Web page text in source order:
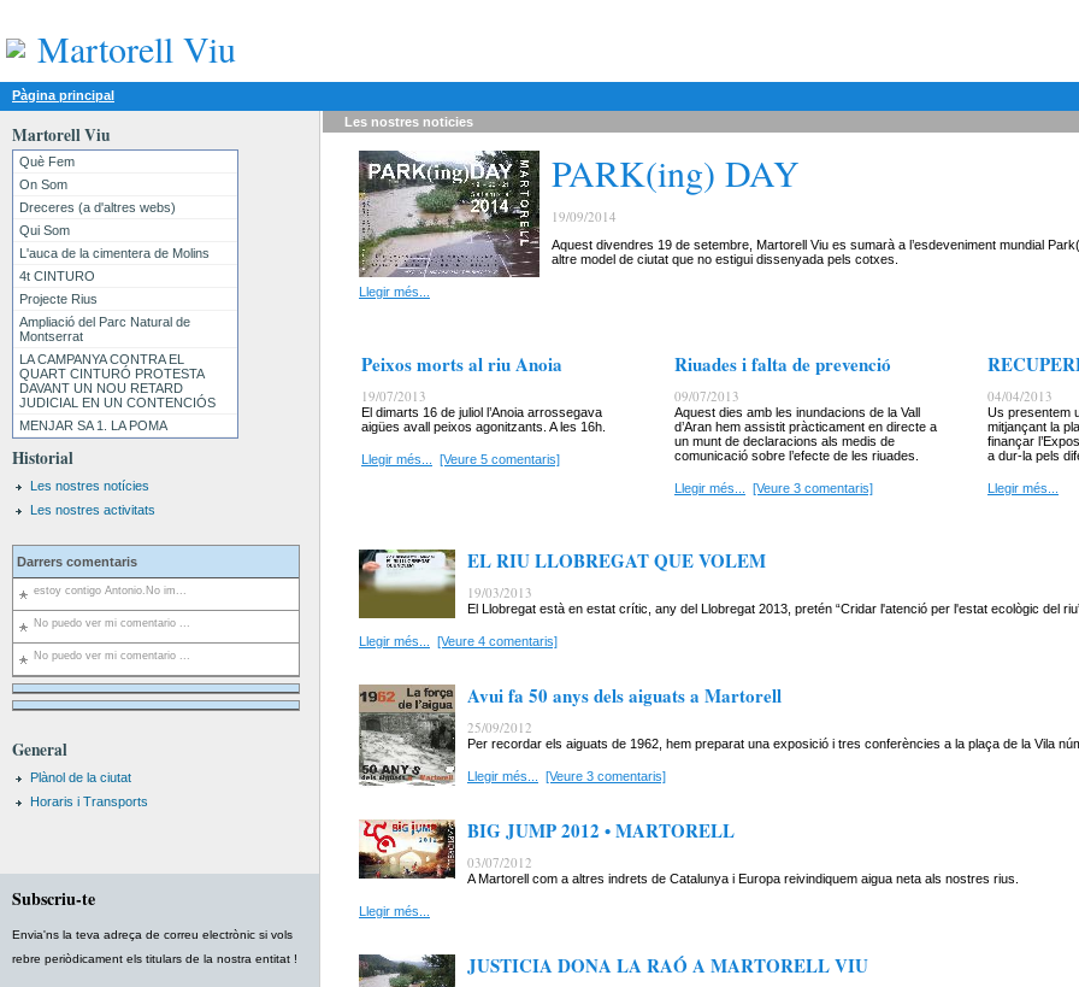
Martorell Viu
Pàgina principal
Martorell Viu
Què Fem
On Som
Dreceres (a d'altres webs)
Qui Som
L'auca de la cimentera de Molins
4t CINTURO
Projecte Rius
Ampliació del Parc Natural de
Montserrat
LA CAMPANYA CONTRA EL
QUART CINTURÓ PROTESTA
DAVANT UN NOU RETARD
JUDICIAL EN UN CONTENCIÓS
MENJAR SA 1. LA POMA
Historial
Les nostres notícies
Les nostres activitats
Darrers comentaris
estoy contigo Antonio.No im...
No puedo ver mi comentario ...
No puedo ver mi comentario ...
General
Plànol de la ciutat
Horaris i Transports
Subscriu-te
Envia'ns la teva adreça de correu electrònic si vols
rebre periòdicament els titulars de la nostra entitat !
Les nostres noticies
PARK(ing) DAY
19/09/2014
Aquest divendres 19 de setembre, Martorell Viu es sumarà a l’esdeveniment mundial
altre model de ciutat que no estigui dissenyada pels cotxes.
Llegir més...
Peixos morts al riu Anoia
19/07/2013
El dimarts 16 de juliol l’Anoia arrossegava
aigües avall peixos agonitzants. A les 16h.
Llegir més... [Veure 5 comentaris]
Riuades i falta de prevenció
09/07/2013
Aquest dies amb les inundacions de la Vall
d’Aran hem assistit pràcticament en directe a
un munt de declaracions als medis de
comunicació sobre l’efecte de les riuades.
Llegir més... [Veure 3 comentaris]
04/04/2013
Us presentem
mitjançant la
finançar
a dur-la pels
Llegir més...
EL RIU LLOBREGAT QUE VOLEM
19/03/2013
El Llobregat està en estat crític, any del Llobregat 2013, pretén “Cridar l'atenció per l'estat ecològic del
Llegir més... [Veure 4 comentaris]
Avui fa 50 anys dels aiguats a Martorell
25/09/2012
Per recordar els aiguats de 1962, hem preparat una exposició i tres conferències a la plaça de la Vila
Llegir més... [Veure 3 comentaris]
BIG JUMP 2012 • MARTORELL
03/07/2012
A Martorell com a altres indrets de Catalunya i Europa reivindiquem aigua neta als nostres rius.
Llegir més...
JUSTICIA DONA LA RAÓ A MARTORELL VIU